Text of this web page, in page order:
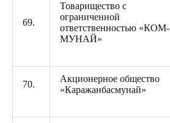
69.
Товарищество с
ограниченной
ответственностью «КОМ-
МУНАЙ»
70.
Акционерное общество
«Каражанбасмунай»